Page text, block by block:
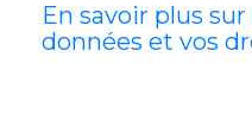
En savoir plus
données et vos